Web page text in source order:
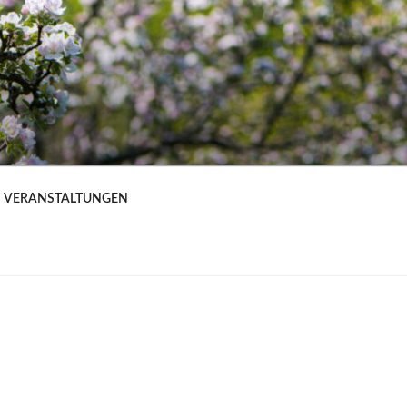
VERANSTALTUNGEN